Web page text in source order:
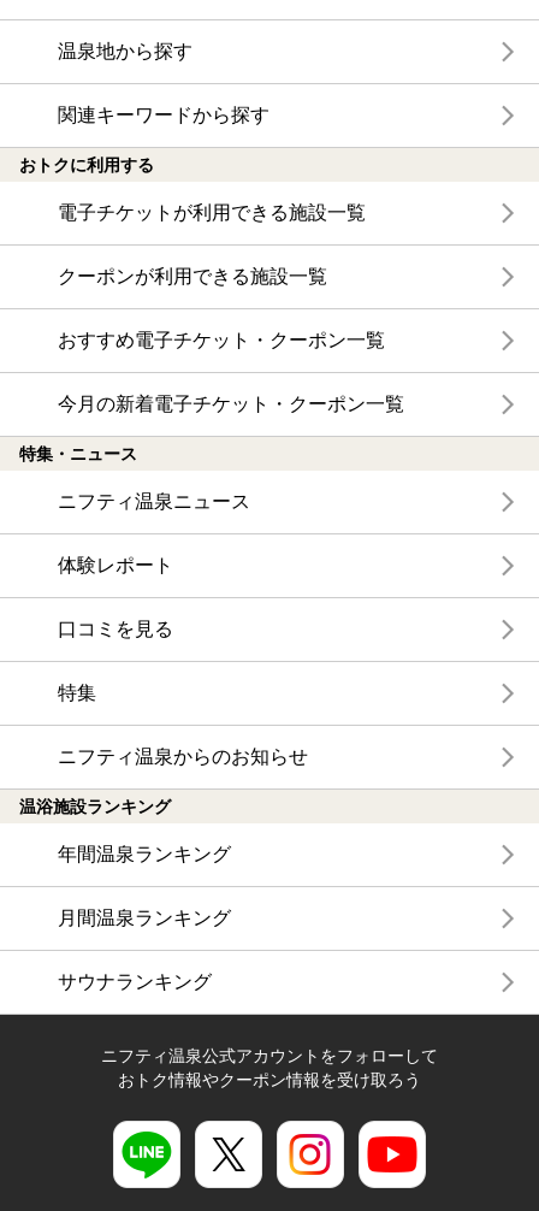
温泉地から探す
関連キーワードから探す
おトクに利用する
電子チケットが利用できる施設一覧
クーポンが利用できる施設一覧
おすすめ電子チケット・クーポン一覧
今月の新着電子チケット・クーポン一覧
特集・ニュース
ニフティ温泉ニュース
体験レポート
口コミを見る
特集
ニフティ温泉からのお知らせ
温浴施設ランキング
年間温泉ランキング
月間温泉ランキング
サウナランキング
ニフティ温泉公式アカウントをフォローして
おトク情報やクーポン情報を受け取ろう